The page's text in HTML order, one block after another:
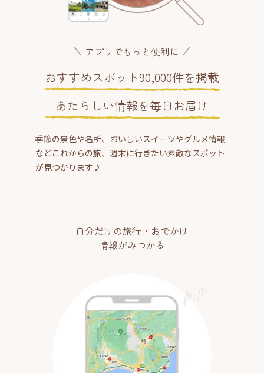
アプリでもっと便利に
おすすめスポット90,000件を掲載
あたらしい情報を毎日お届け
季節の景色や名所、おいしいスイーツやグルメ情報
などこれからの旅、週末に行きたい素敵なスポット
が見つかります♪
自分だけの旅行・おでかけ
情報がみつかる